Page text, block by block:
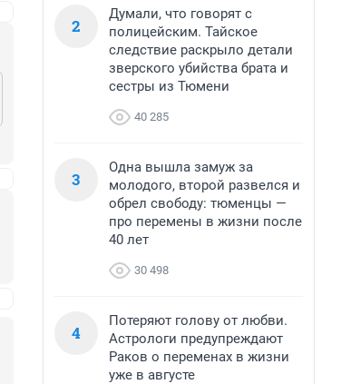
2
Думали, что говорят с
полицейским. Тайское
следствие раскрыло детали
зверского убийства брата и
сестры из Тюмени
40 285
3
Одна вышла замуж за
молодого, второй развелся и
обрел свободу: тюменцы —
про перемены в жизни после
40 лет
30 498
4
Потеряют голову от любви.
Астрологи предупреждают
Раков о переменах в жизни
уже в августе